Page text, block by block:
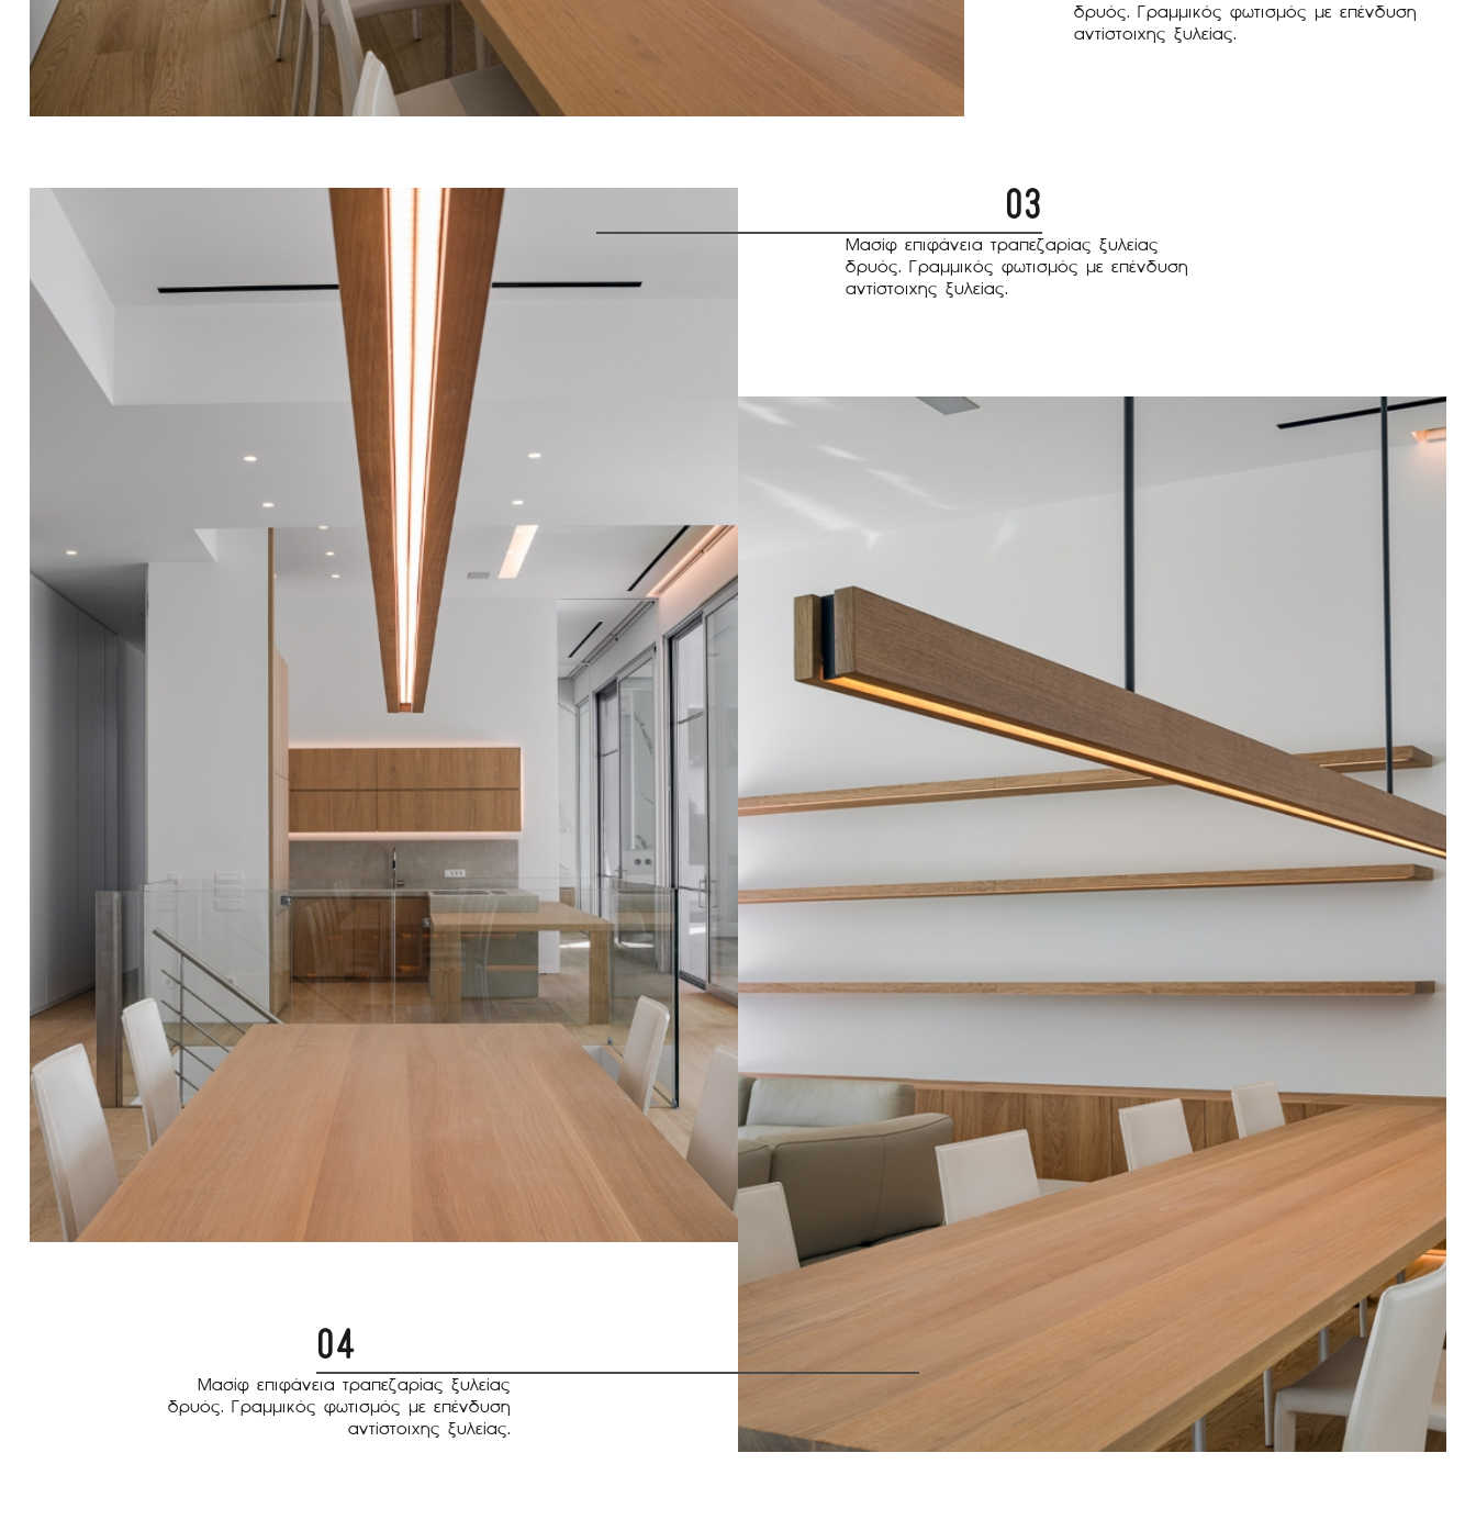
δρυός. Γραμμικός φωτισμός με επένδυση
αντίστοιχης ξυλείας.
04
Μασίφ επιφάνεια τραπεζαρίας ξυλείας
δρυός. Γραμμικός φωτισμός με επένδυση
αντίστοιχης ξυλείας.
03
Μασίφ επιφάνεια τραπεζαρίας ξυλείας
δρυός. Γραμμικός φωτισμός με επένδυση
αντίστοιχης ξυλείας.